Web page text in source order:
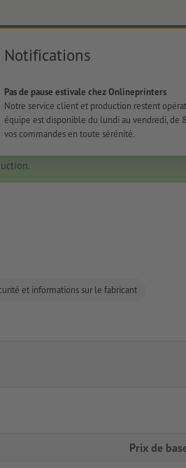
Notifications
Pas de pause estivale chez Onlineprinters
Notre service client et production restent
équipe est disponible du lundi au vendredi, de
vos commandes en toute sérénité.
Papeterie Autocollants
et informations sur le fabricant
Prix de